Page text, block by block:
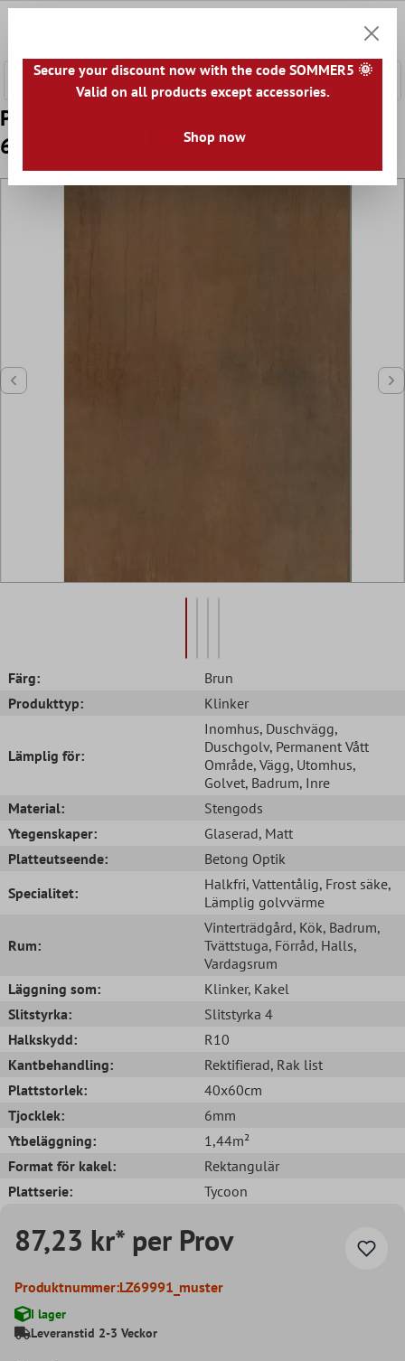
Prov Klinker Tycoon Betong Optik R10 Brun
60x120cm
Färg:
Brun
Produkttyp:
Klinker
Lämplig för:
Inomhus, Duschvägg,
Duschgolv, Permanent Vått
Område, Vägg, Utomhus,
Golvet, Badrum, Inre
Material:
Stengods
Ytegenskaper:
Glaserad, Matt
Platteutseende:
Betong Optik
Specialitet:
Halkfri, Vattentålig, Frost säke,
Lämplig golvvärme
Rum:
Vinterträdgård, Kök, Badrum,
Tvättstuga, Förråd, Halls,
Vardagsrum
Läggning som:
Klinker, Kakel
Slitstyrka:
Slitstyrka 4
Halkskydd:
R10
Kantbehandling:
Rektifierad, Rak list
Plattstorlek:
40x60cm
Tjocklek:
6mm
Ytbeläggning:
1,44m²
Format för kakel:
Rektangulär
Plattserie:
Tycoon
87,23 kr* per Prov
Produktnummer:LZ69991_muster
I lager
Leveranstid 2-3 Veckor
Secure your discount now with the code SOMMER5 🌞
Valid on all products except accessories.
Shop now